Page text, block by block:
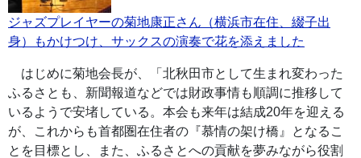
ジャズプレイヤーの菊地康正さん（横浜市在住、綴子出
身）もかけつけ、サックスの演奏で花を添えました
はじめに菊地会長が、「北秋田市として生まれ変わった
ふるさとも、新聞報道などでは財政事情も順調に推移して
いるようで安堵している。本会も来年は結成20年を迎える
が、これからも首都圏在住者の『慕情の架け橋』となるこ
とを目標とし、また、ふるさとへの貢献を夢みながら役割